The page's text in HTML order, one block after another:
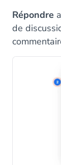
Répondre
de